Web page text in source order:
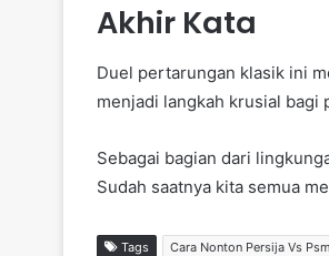
Akhir Kata
Duel pertarungan klasik ini
menjadi langkah krusial bagi
Sebagai bagian dari
Sudah saatnya kita semua
Tags Cara Nonton Persija Vs Psm